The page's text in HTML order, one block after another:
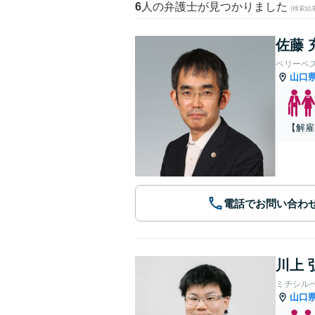
6 人の弁護士が見つかりました (検索結
佐藤
ベリーベ
山口
【解
電話でお問い合わ
川上
ミチシル
山口